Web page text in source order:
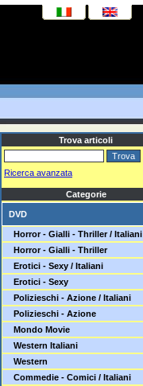
Trova articoli
Ricerca avanzata
Categorie
DVD
Horror - Gialli - Thriller / Italiani
Horror - Gialli - Thriller
Erotici - Sexy / Italiani
Erotici - Sexy
Polizieschi - Azione / Italiani
Polizieschi - Azione
Mondo Movie
Western Italiani
Western
Commedie - Comici / Italiani